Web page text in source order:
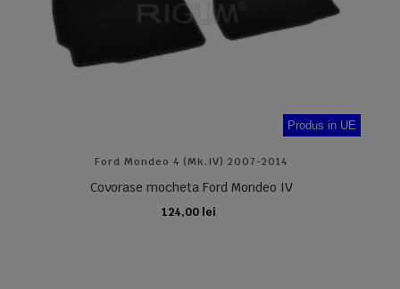
Produs in UE
Ford Mondeo 4 (Mk.IV) 2007-2014
Covorase mocheta Ford Mondeo IV
124,00 lei
ADAUGA IN COS